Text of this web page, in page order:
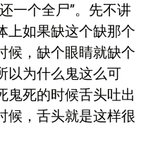
一个全尸”。先不讲
上如果缺这个缺那个
候，缺个眼睛就缺个
以为什么鬼这么可
鬼死的时候舌头吐出
候，舌头就是这样很